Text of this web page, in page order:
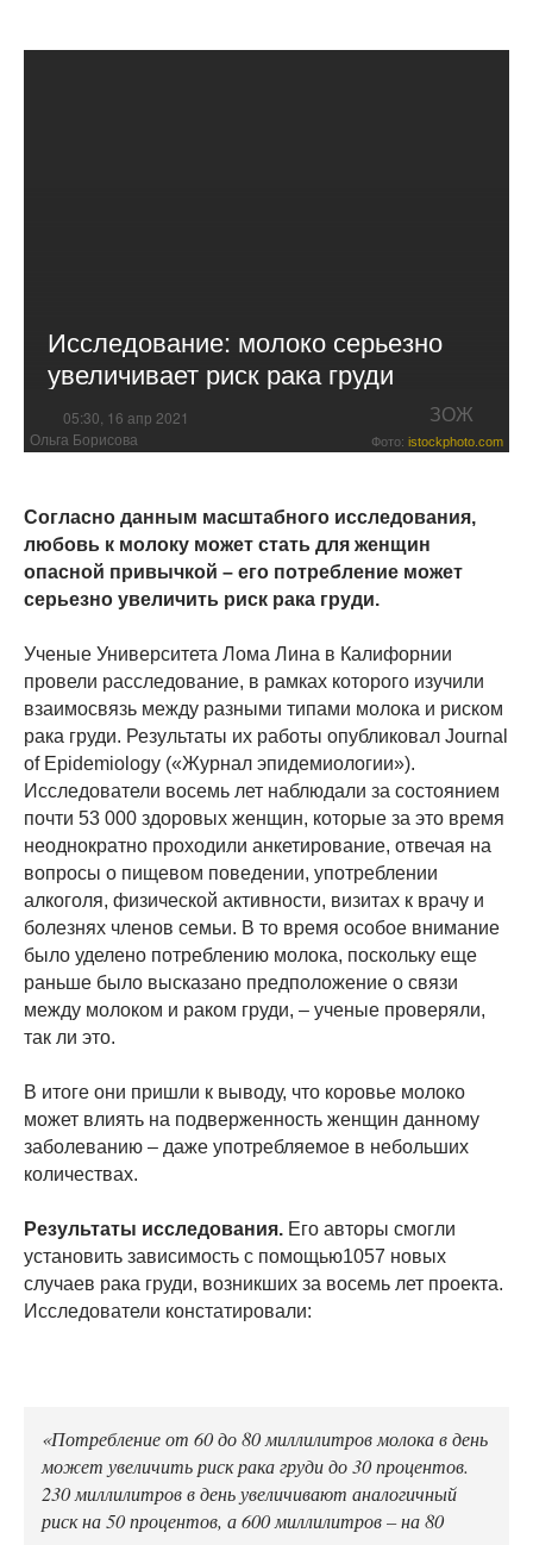
Исследование: молоко серьезно
увеличивает риск рака груди
05:30, 16 апр 2021 ЗОЖ
Ольга Борисова Фото: istockphoto.com
Согласно данным масштабного исследования,
любовь к молоку может стать для женщин
опасной привычкой – его потребление может
серьезно увеличить риск рака груди.
Ученые Университета Лома Лина в Калифорнии
провели расследование, в рамках которого изучили
взаимосвязь между разными типами молока и риском
рака груди. Результаты их работы опубликовал Journal
of Epidemiology («Журнал эпидемиологии»).
Исследователи восемь лет наблюдали за состоянием
почти 53 000 здоровых женщин, которые за это время
неоднократно проходили анкетирование, отвечая на
вопросы о пищевом поведении, употреблении
алкоголя, физической активности, визитах к врачу и
болезнях членов семьи. В то время особое внимание
было уделено потреблению молока, поскольку еще
раньше было высказано предположение о связи
между молоком и раком груди, – ученые проверяли,
так ли это.
В итоге они пришли к выводу, что коровье молоко
может влиять на подверженность женщин данному
заболеванию – даже употребляемое в небольших
количествах.
Результаты исследования. Его авторы смогли
установить зависимость с помощью1057 новых
случаев рака груди, возникших за восемь лет проекта.
Исследователи констатировали:
«Потребление от 60 до 80 миллилитров молока в день
может увеличить риск рака груди до 30 процентов.
230 миллилитров в день увеличивают аналогичный
риск на 50 процентов, а 600 миллилитров – на 80